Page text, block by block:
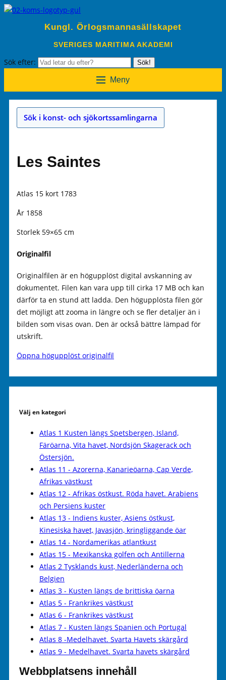
Kungl. Örlogsmannasällskapet
SVERIGES MARITIMA AKADEMI
Sök efter: Sök!
Meny
Sök i konst- och sjökortssamlingarna
Les Saintes
Atlas 15 kort 1783
År 1858
Storlek 59×65 cm
Originalfil
Originalfilen är en högupplöst digital avskanning av
dokumentet. Filen kan vara upp till cirka 17 MB och kan
därför ta en stund att ladda. Den högupplösta filen gör
det möjligt att zooma in längre och se fler detaljer än i
bilden som visas ovan. Den är också bättre lämpad för
utskrift.
Öppna högupplöst originalfil
Välj en kategori
Atlas 1 Kusten längs Spetsbergen, Island,
Färöarna, Vita havet, Nordsjön Skagerack och
Östersjön.
Atlas 11 - Azorerna, Kanarieöarna, Cap Verde,
Afrikas västkust
Atlas 12 - Afrikas östkust. Röda havet. Arabiens
och Persiens kuster
Atlas 13 - Indiens kuster, Asiens östkust,
Kinesiska havet, Javasjön, kringliggande öar
Atlas 14 - Nordamerikas atlantkust
Atlas 15 - Mexikanska golfen och Antillerna
Atlas 2 Tysklands kust, Nederländerna och
Belgien
Atlas 3 - Kusten längs de brittiska öarna
Atlas 5 - Frankrikes västkust
Atlas 6 - Frankrikes västkust
Atlas 7 - Kusten längs Spanien och Portugal
Atlas 8 -Medelhavet. Svarta Havets skärgård
Atlas 9 - Medelhavet. Svarta havets skärgård
Webbplatsens innehåll